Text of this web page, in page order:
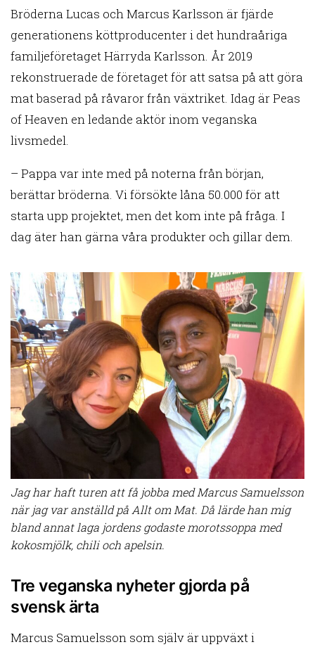
Bröderna Lucas och Marcus Karlsson är fjärde
generationens köttproducenter i det hundraåriga
familjeföretaget Härryda Karlsson. År 2019
rekonstruerade de företaget för att satsa på att göra
mat baserad på råvaror från växtriket. Idag är Peas
of Heaven en ledande aktör inom veganska
livsmedel.
– Pappa var inte med på noterna från början,
berättar bröderna. Vi försökte låna 50.000 för att
starta upp projektet, men det kom inte på fråga. I
dag äter han gärna våra produkter och gillar dem.
Jag har haft turen att få jobba med Marcus Samuelsson
när jag var anställd på Allt om Mat. Då lärde han mig
bland annat laga jordens godaste morotssoppa med
kokosmjölk, chili och apelsin.
Tre veganska nyheter gjorda på
svensk ärta
Marcus Samuelsson som själv är uppväxt i